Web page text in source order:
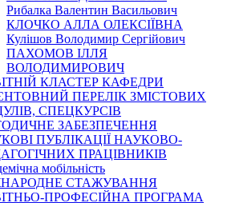
Рибалка Валентин Васильович
КЛОЧКО АЛЛА ОЛЕКСІЇВНА
Кулішов Володимир Сергійович
ПАХОМОВ ІЛЛЯ
ВОЛОДИМИРОВИЧ
КЛАСТЕР КАФЕДРИ
ПЕРЕЛІК ЗМІСТОВИХ
СПЕЦКУРСІВ
ЗАБЕЗПЕЧЕННЯ
ПУБЛІКАЦІЇ НАУКОВО-
ПРАЦІВНИКІВ
мобільність
СТАЖУВАННЯ
ПРОФЕСІЙНА ПРОГРАМА